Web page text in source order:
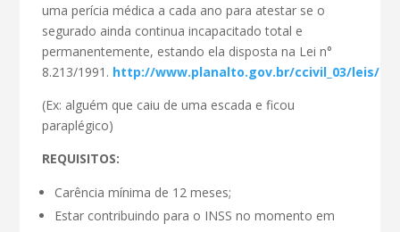
uma perícia médica a cada ano para atestar se o
segurado ainda continua incapacitado total e
permanentemente, estando ela disposta na Lei n°
8.213/1991. http://www.planalto.gov.br/ccivil_03/leis/
(Ex: alguém que caiu de uma escada e ficou
paraplégico)
REQUISITOS:
Carência mínima de 12 meses;
Estar contribuindo para o INSS no momento em